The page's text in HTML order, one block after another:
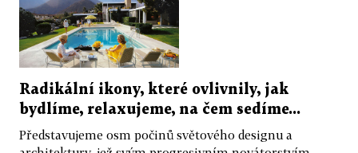
Radikální ikony, které ovlivnily, jak
bydlíme, relaxujeme, na čem sedíme...
Představujeme osm počinů světového designu a